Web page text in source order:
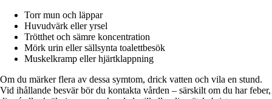
Torr mun och läppar
Huvudvärk eller yrsel
Trötthet och sämre koncentration
Mörk urin eller sällsynta toalettbesök
Muskelkramp eller hjärtklappning
Om du märker flera av dessa symtom, drick vatten och vila en stund.
Vid ihållande besvär bör du kontakta vården – särskilt om du har feber,